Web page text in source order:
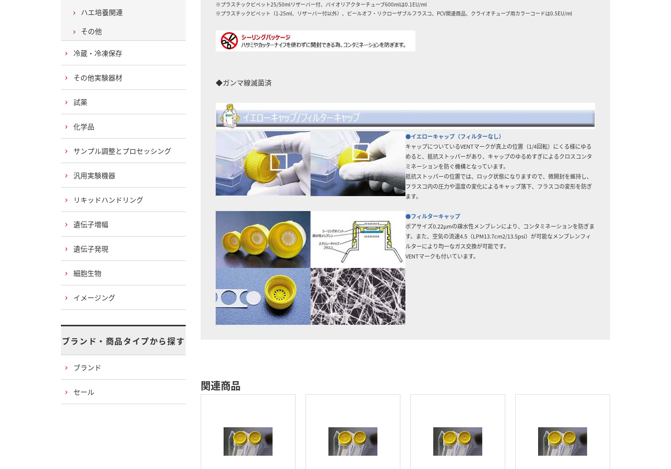
※プラスチックピペット25/50mlリザーバー付、バイオリアクターチューブ600mlは0.1EU/ml
※プラスチックピペット（1-25ml、リザーバー付以外）、ピールオフ・リクローザブルフラスコ、PCV関連商品、クライオチューブ用カラーコードは0.5EU/ml
◆ガンマ線滅菌済
●イエローキャップ（フィルターなし）
キャップについているVENTマークが真上の位置（1/4回転）にくる様にゆる
めると、抵抗ストッパーがあり、キャップのゆるめすぎによるクロスコンタ
ミネーションを防ぐ機構となっています。
抵抗ストッパーの位置では、ロック状態になりますので、微開封を維持し、
フラスコ内の圧力や温度の変化によるキャップ落下、フラスコの変形を防ぎ
ます。
●フィルターキャップ
ポアサイズ0.22μmの疎水性メンブレンにより、コンタミネーションを防ぎま
す。また、空気の流速4.5（LPM13.7cm2/13.5psi）が可能なメンブレンフィ
ルターにより均一なガス交換が可能です。
VENTマークも付いています。
関連商品
ハエ培養関連
その他
冷蔵・冷凍保存
その他実験器材
試薬
化学品
サンプル調整とプロセッシング
汎用実験機器
リキッドハンドリング
遺伝子増幅
遺伝子発現
細胞生物
イメージング
ブランド・商品タイプから探す
ブランド
セール